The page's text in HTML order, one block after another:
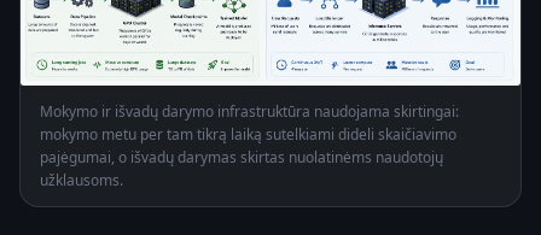
Mokymo ir išvadų darymo infrastruktūra naudojama skirtingai:
mokymo metu per tam tikrą laiką sutelkiami dideli skaičiavimo
pajėgumai, o išvadų darymas skirtas nuolatinėms naudotojų
užklausoms.